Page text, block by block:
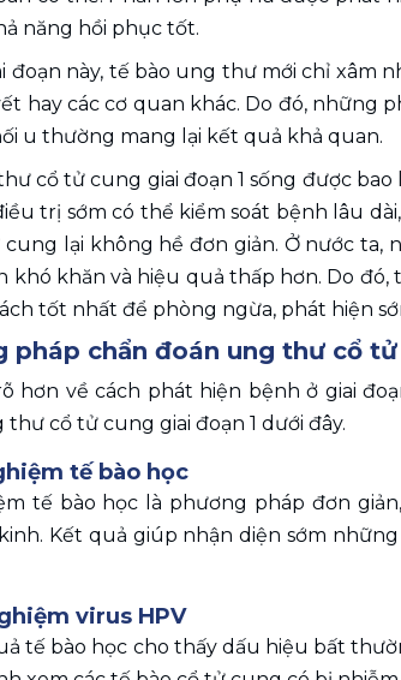
năng hồi phục tốt.
đoạn này, tế bào ung thư mới chỉ xâm
hay các cơ quan khác. Do đó, những
u thường mang lại kết quả khả quan.
cổ tử cung giai đoạn 1 sống được
trị sớm có thể kiểm soát bệnh lâu
lại không hề đơn giản. Ở nước ta,
khó khăn và hiệu quả thấp hơn. Do
tốt nhất để phòng ngừa, phát hiện
pháp chẩn đoán ung thư cổ
hơn về cách phát hiện bệnh ở giai
cổ tử cung giai đoạn 1 dưới đây.
tế bào học
tế bào học là phương pháp đơn
Kết quả giúp nhận diện sớm
virus HPV
tế bào học cho thấy dấu hiệu bất